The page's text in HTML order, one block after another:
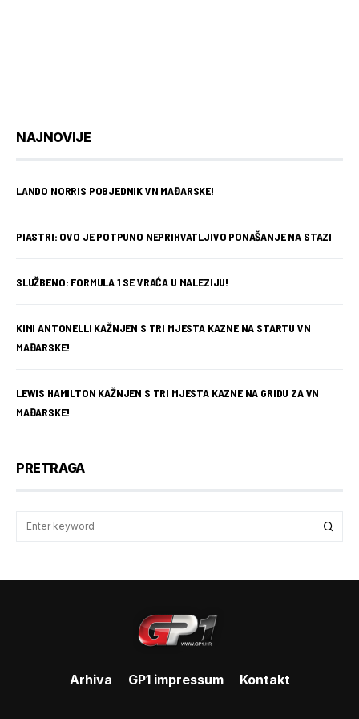
NAJNOVIJE
LANDO NORRIS POBJEDNIK VN MAĐARSKE!
PIASTRI: OVO JE POTPUNO NEPRIHVATLJIVO PONAŠANJE NA STAZI
SLUŽBENO: FORMULA 1 SE VRAĆA U MALEZIJU!
KIMI ANTONELLI KAŽNJEN S TRI MJESTA KAZNE NA STARTU VN
MAĐARSKE!
LEWIS HAMILTON KAŽNJEN S TRI MJESTA KAZNE NA GRIDU ZA VN
MAĐARSKE!
PRETRAGA
Arhiva GP1 impressum Kontakt